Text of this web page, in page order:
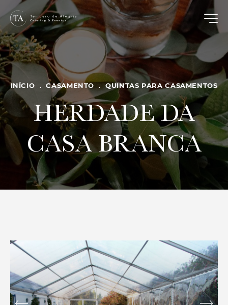
INÍCIO .CASAMENTO .QUINTAS PARA CASAMENTOS
HERDADE DA
CASA BRANCA